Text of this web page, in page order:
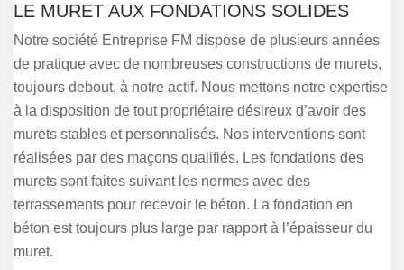
LE MURET AUX FONDATIONS SOLIDES
Notre société Entreprise FM dispose de plusieurs années
de pratique avec de nombreuses constructions de murets,
toujours debout, à notre actif. Nous mettons notre expertise
à la disposition de tout propriétaire désireux d’avoir des
murets stables et personnalisés. Nos interventions sont
réalisées par des maçons qualifiés. Les fondations des
murets sont faites suivant les normes avec des
terrassements pour recevoir le béton. La fondation en
béton est toujours plus large par rapport à l’épaisseur du
muret.